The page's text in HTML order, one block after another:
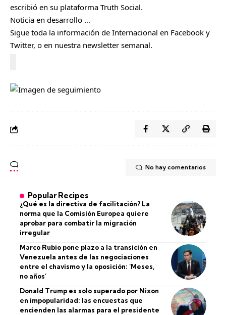
escribió en su plataforma Truth Social.
Noticia en desarrollo …
Sigue toda la información de Internacional en Facebook y
Twitter, o en nuestra newsletter semanal.
No hay comentarios
Popular Recipes
¿Qué es la directiva de facilitación? La
norma que la Comisión Europea quiere
aprobar para combatir la migración
irregular
Marco Rubio pone plazo a la transición en
Venezuela antes de las negociaciones
entre el chavismo y la oposición: ‘Meses,
no años’
Donald Trump es solo superado por Nixon
en impopularidad: las encuestas que
encienden las alarmas para el presidente